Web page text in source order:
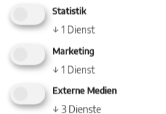
Statistik
↓ 1 Dienst
Marketing
↓ 1 Dienst
Externe Medien
↓ 3 Dienste